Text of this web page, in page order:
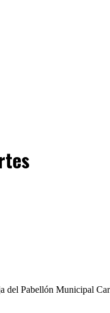
del Pabellón Municipal